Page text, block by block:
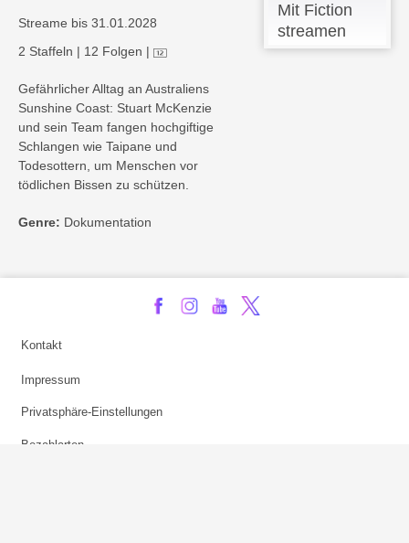
Streame bis 31.01.2028
2 Staffeln | 12 Folgen |
Gefährlicher Alltag an Australiens
Sunshine Coast: Stuart McKenzie
und sein Team fangen hochgiftige
Schlangen wie Taipane und
Todesottern, um Menschen vor
tödlichen Bissen zu schützen.
Genre: Dokumentation
Mit Fiction
streamen
Kontakt
Impressum
Privatsphäre-Einstellungen
Bezahlarten